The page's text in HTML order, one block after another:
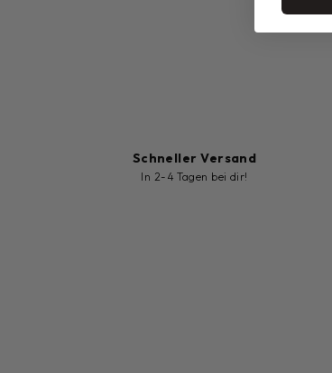
Schneller Versand
In 2-4 Tagen bei dir!